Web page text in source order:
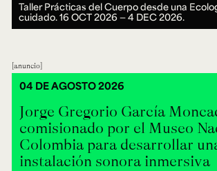
Taller Prácticas del Cuerpo desde una
cuidado.16 OCT 2026 ― 4 DEC 2026.
anuncio
Jorge Gregorio García
comisionado por el Museo
Colombia para desarrollar
instalación sonora inmersiva
04 DE AGOSTO 2026